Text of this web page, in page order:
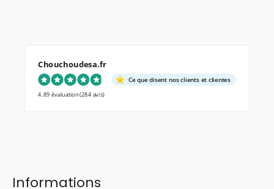
Chouchoudesa.fr
Ce que disent nos clients et clientes
4.89 évaluation(284 avis)
Informations